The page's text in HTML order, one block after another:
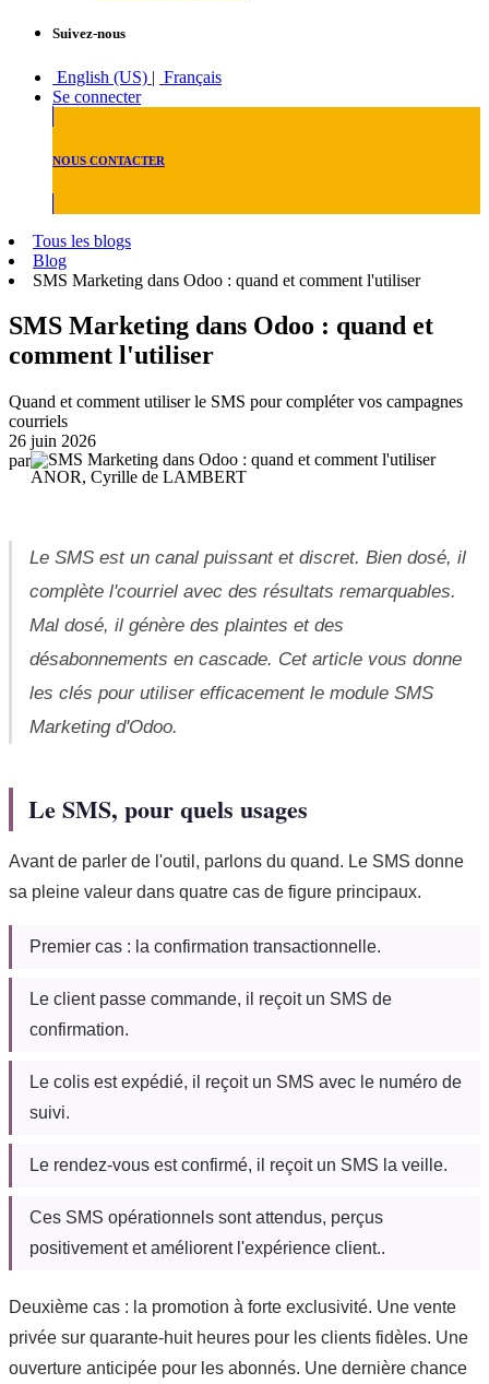
Suivez-nous
English (US) | Français
Se connecter
NOUS CONTACTER
Tous les blogs
Blog
SMS Marketing dans Odoo : quand et comment l'utiliser
SMS Marketing dans Odoo : quand et
comment l'utiliser
Quand et comment utiliser le SMS pour compléter vos campagnes
courriels
26 juin 2026
par
ANOR, Cyrille de LAMBERT
Le SMS est un canal puissant et discret. Bien dosé, il
complète l'courriel avec des résultats remarquables.
Mal dosé, il génère des plaintes et des
désabonnements en cascade. Cet article vous donne
les clés pour utiliser efficacement le module SMS
Marketing d'Odoo.
Le SMS, pour quels usages
Avant de parler de l'outil, parlons du quand. Le SMS donne
sa pleine valeur dans quatre cas de figure principaux.
Premier cas : la confirmation transactionnelle.
Le client passe commande, il reçoit un SMS de
confirmation.
Le colis est expédié, il reçoit un SMS avec le numéro de
suivi.
Le rendez-vous est confirmé, il reçoit un SMS la veille.
Ces SMS opérationnels sont attendus, perçus
positivement et améliorent l'expérience client..
Deuxième cas : la promotion à forte exclusivité. Une vente
privée sur quarante-huit heures pour les clients fidèles. Une
ouverture anticipée pour les abonnés. Une dernière chance